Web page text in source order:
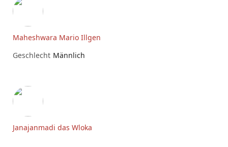
Maheshwara Mario Illgen
Geschlecht Männlich
Janajanmadi das Wloka